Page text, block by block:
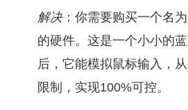
解决：你需要购买一个名为
的硬件。这是一个小小的
后，它能模拟鼠标输入，
限制，实现100%可控。